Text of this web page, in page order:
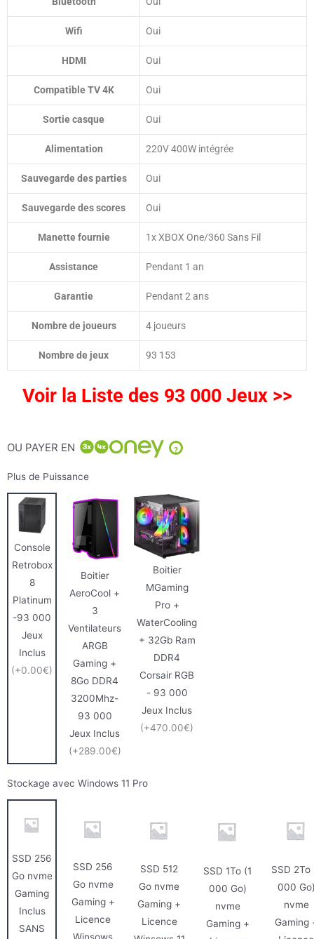
Wifi Oui
HDMI Oui
Compatible TV 4K Oui
Sortie casque Oui
Alimentation 220V 400W intégrée
Sauvegarde des parties Oui
Sauvegarde des scores Oui
Manette fournie 1x XBOX One/360 Sans Fil
Assistance Pendant 1 an
Garantie Pendant 2 ans
Nombre de joueurs 4 joueurs
Nombre de jeux 93 153
Voir la Liste des 93 000 Jeux >>
OU PAYER EN ?
Plus de Puissance
Console
Retrobox
8
Platinum
-93 000
Jeux
Inclus
(+0.00€)
Boitier
AeroCool +
3
Ventilateurs
ARGB
Gaming +
8Go DDR4
3200Mhz-
93 000
Jeux Inclus
(+289.00€)
Boitier
MGaming
Pro +
WaterCooling
+ 32Gb Ram
DDR4
Corsair RGB
- 93 000
Jeux Inclus
(+470.00€)
Stockage avec Windows 11 Pro
SSD 256
Go nvme
Gaming
Inclus
SANS
SSD 256
Go nvme
Gaming +
Licence
SSD 512
Go nvme
Gaming +
Licence
SSD 1To (1
000 Go)
nvme
Gaming +
SSD 2To
000
nvme
Gaming